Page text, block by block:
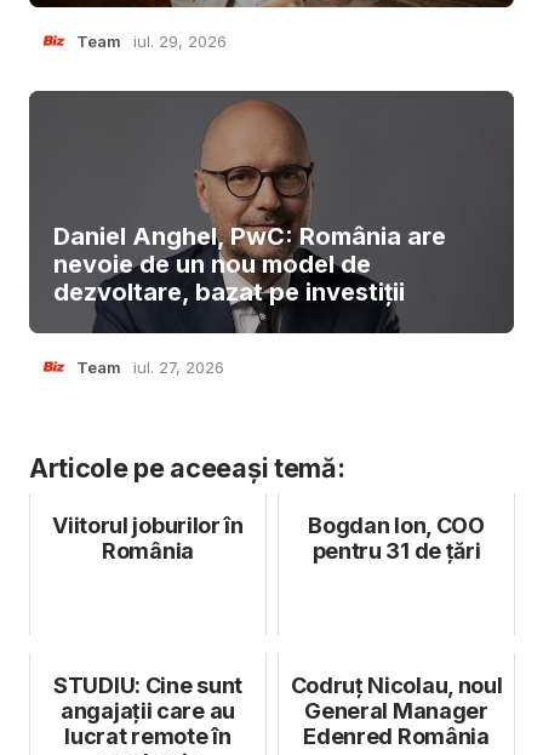
Team iul. 29, 2026
Daniel Anghel, PwC: România are
nevoie de un nou model de
dezvoltare, bazat pe investiții
Team iul. 27, 2026
Articole pe aceeași temă:
Viitorul joburilor în
România
Bogdan Ion, COO
pentru 31 de țări
STUDIU: Cine sunt
angajații care au
lucrat remote în
Codruț Nicolau, noul
General Manager
Edenred România